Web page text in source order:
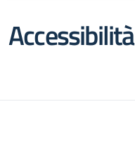
Accessibilità